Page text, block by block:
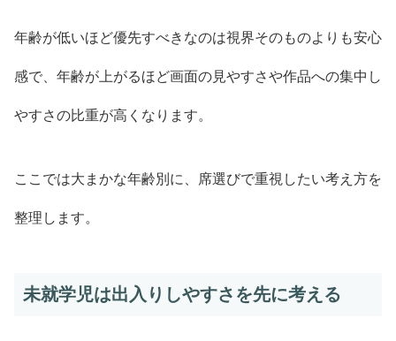
年齢が低いほど優先すべきなのは視界そのものよりも安心
感で、年齢が上がるほど画面の見やすさや作品への集中し
やすさの比重が高くなります。
ここでは大まかな年齢別に、席選びで重視したい考え方を
整理します。
未就学児は出入りしやすさを先に考える